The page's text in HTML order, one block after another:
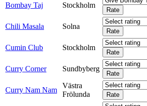
Bombay Taj Stockholm
Chili Masala Solna
Cumin Club Stockholm
Curry Corner Sundbyberg
Curry Nam Nam
Västra
Frölunda